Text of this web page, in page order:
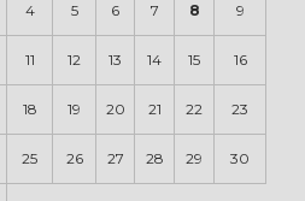
4 5 6 7 8 9
11 12 13 14 15 16
18 19 20 21 22 23
25 26 27 28 29 30